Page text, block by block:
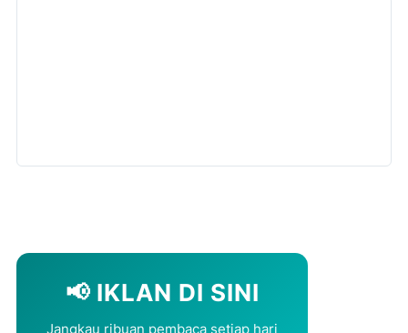
📢 IKLAN DI SINI
Jangkau ribuan pembaca setiap hari